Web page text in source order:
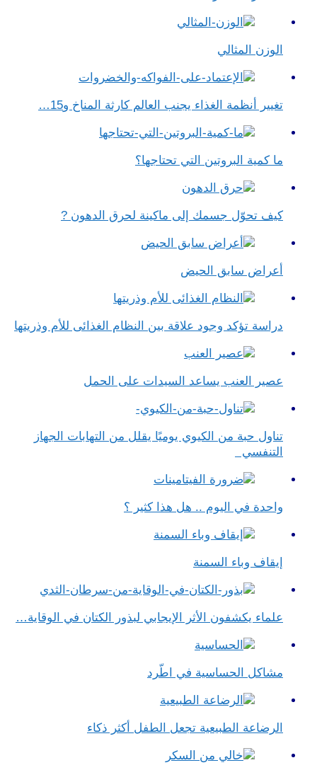
الوزن المثالي
تغيير أنظمة الغذاء يجنب العالم كارثة المناخ و15…
ما كمية البروتين التي تحتاجها؟
كيف تحوّل جسمك إلى ماكينة لحرق الدهون ?
أعراض سابق الحيض
دراسة تؤكد وجود علاقة بين النظام الغذائى للأم وذريتها
عصير العنب يساعد السيدات على الحمل
تناول حبة من الكيوي يوميًا يقلل من التهابات الجهاز
التنفسي
واحدة في اليوم .. هل هذا كثير ؟
إيقاف وباء السمنة
علماء يكشفون الأثر الإيجابي لبذور الكتان في الوقاية…
مشاكل الحساسية في اطّرد
الرضاعة الطبيعية تجعل الطفل أكثر ذكاء